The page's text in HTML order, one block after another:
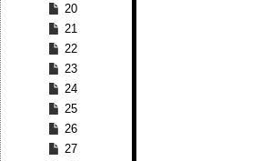
20
21
22
23
24
25
26
27